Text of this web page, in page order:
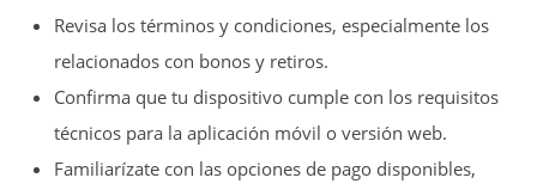
Revisa los términos y condiciones, especialmente los
relacionados con bonos y retiros.
Confirma que tu dispositivo cumple con los requisitos
técnicos para la aplicación móvil o versión web.
Familiarízate con las opciones de pago disponibles,